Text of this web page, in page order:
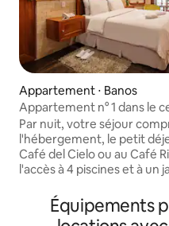
Appartement ⋅ Banos
Appartement n° 1 dans le
l'hôtel Casa del Balcón
Par nuit, votre séjour
l'hébergement, le petit
Café del Cielo ou au Café
l'accès à 4 piscines et à un
Volcán. Appartement 1 - 1er étage a 36
m² et peut accueillir
Équipements